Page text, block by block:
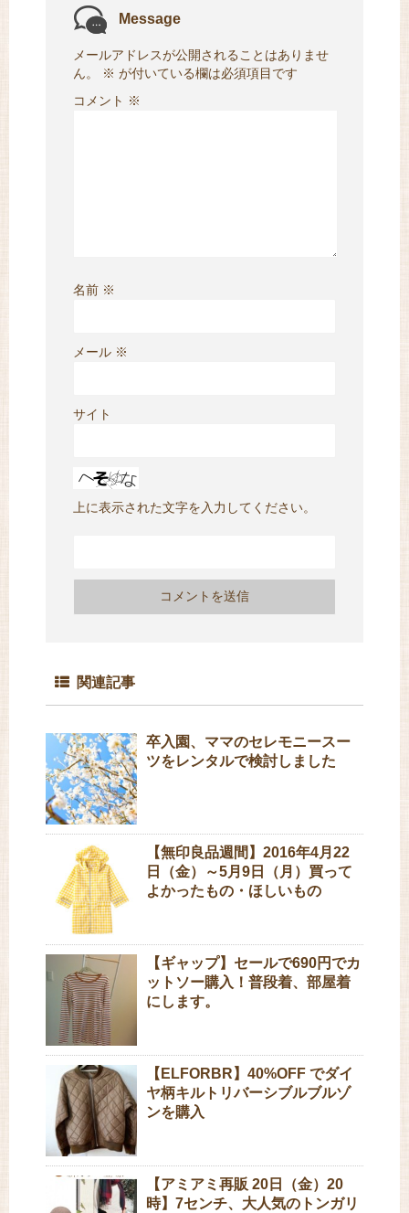
Message
メールアドレスが公開されることはありませ
ん。
※ が付いている欄は必須項目です
コメント ※
名前 ※
メール ※
サイト
上に表示された文字を入力してください。
関連記事
卒入園、ママのセレモニースー
ツをレンタルで検討しました
【無印良品週間】2016年4月22
日（金）～5月9日（月）買って
よかったもの・ほしいもの
【ギャップ】セールで690円でカ
ットソー購入！普段着、部屋着
にします。
【ELFORBR】40%OFF でダイ
ヤ柄キルトリバーシブルブルゾ
ンを購入
【アミアミ再販 20日（金）20
時】7センチ、大人気のトンガリ